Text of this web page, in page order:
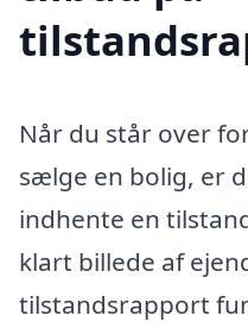
Når du står over
sælge en bolig, er
indhente en
klart billede af
tilstandsrapport